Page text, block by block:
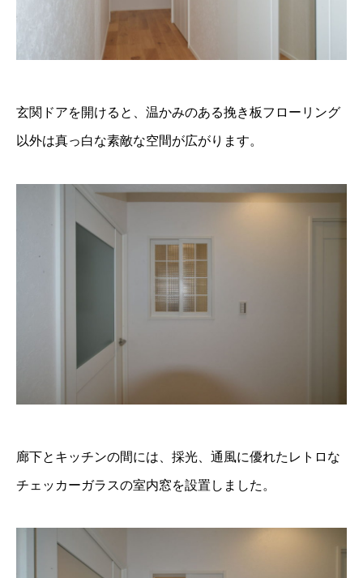
玄関ドアを開けると、温かみのある挽き板フローリング
以外は真っ白な素敵な空間が広がります。
廊下とキッチンの間には、採光、通風に優れたレトロな
チェッカーガラスの室内窓を設置しました。